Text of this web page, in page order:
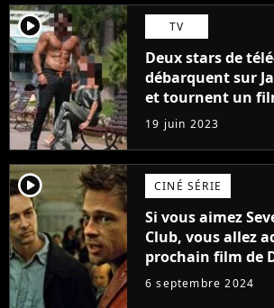
player2 TV
Deux stars de
débarquent sur
et tournent un
premières
(exclu)
19 juin 2023
player2 CINÉ SÉRIE
Si vous aimez
Club, vous allez
prochain film de
avec lequel il se
complètement
6 septembre 2024